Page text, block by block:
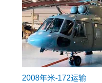
2008年米-172运输